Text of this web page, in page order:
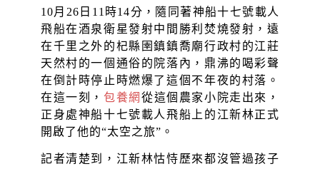
10月26日11時14分，隨同著神船十七號載人
飛船在酒泉衛星發射中間勝利焚燒發射，遠
在千里之外的杞縣圉鎮鎮喬廟行政村的江莊
天然村的一個通俗的院落內，鼎沸的喝彩聲
在倒計時停止時燃爆了這個不年夜的村落。
在這一刻，包養網 從這個農家小院走出來，
正身處神船十七號載人飛船上的江新林正式
開啟了他的“太空之旅”。
記者清楚到，江新林怙恃歷來都沒管過孩子